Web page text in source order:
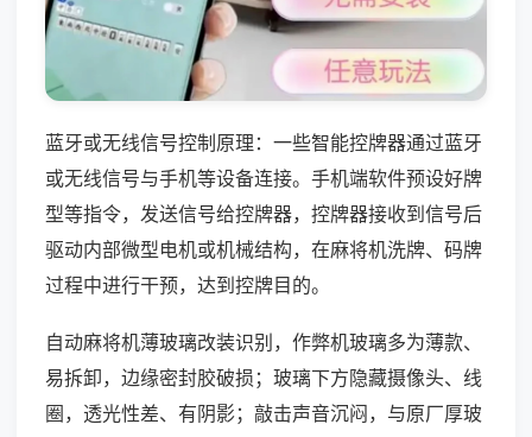
蓝牙或无线信号控制原理：一些智能控牌器通过蓝牙
或无线信号与手机等设备连接。手机端软件预设好牌
型等指令，发送信号给控牌器，控牌器接收到信号后
驱动内部微型电机或机械结构，在麻将机洗牌、码牌
过程中进行干预，达到控牌目的。
自动麻将机薄玻璃改装识别，作弊机玻璃多为薄款、
易拆卸，边缘密封胶破损；玻璃下方隐藏摄像头、线
圈，透光性差、有阴影；敲击声音沉闷，与原厂厚玻